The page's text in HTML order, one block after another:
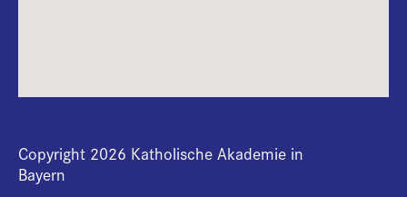
Copyright 2026 Katholische Akademie in
Bayern